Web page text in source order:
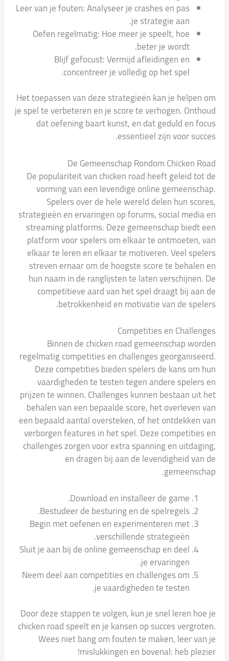
Leer van je fouten: Analyseer je crashes en pas
je strategie aan.
Oefen regelmatig: Hoe meer je speelt, hoe
beter je wordt.
Blijf gefocust: Vermijd afleidingen en
concentreer je volledig op het spel.
Het toepassen van deze strategieën kan je helpen om
je spel te verbeteren en je score te verhogen. Onthoud
dat oefening baart kunst, en dat geduld en focus
essentieel zijn voor succes.
De Gemeenschap Rondom Chicken Road
De populariteit van chicken road heeft geleid tot de
vorming van een levendige online gemeenschap.
Spelers over de hele wereld delen hun scores,
strategieën en ervaringen op forums, social media en
streaming platforms. Deze gemeenschap biedt een
platform voor spelers om elkaar te ontmoeten, van
elkaar te leren en elkaar te motiveren. Veel spelers
streven ernaar om de hoogste score te behalen en
hun naam in de ranglijsten te laten verschijnen. De
competitieve aard van het spel draagt bij aan de
betrokkenheid en motivatie van de spelers.
Competities en Challenges
Binnen de chicken road gemeenschap worden
regelmatig competities en challenges georganiseerd.
Deze competities bieden spelers de kans om hun
vaardigheden te testen tegen andere spelers en
prijzen te winnen. Challenges kunnen bestaan uit het
behalen van een bepaalde score, het overleven van
een bepaald aantal oversteken, of het ontdekken van
verborgen features in het spel. Deze competities en
challenges zorgen voor extra spanning en uitdaging,
en dragen bij aan de levendigheid van de
gemeenschap.
Download en installeer de game.
Bestudeer de besturing en de spelregels.
Begin met oefenen en experimenteren met
verschillende strategieën.
Sluit je aan bij de online gemeenschap en deel
je ervaringen.
Neem deel aan competities en challenges om
je vaardigheden te testen.
Door deze stappen te volgen, kun je snel leren hoe je
chicken road speelt en je kansen op succes vergroten.
Wees niet bang om fouten te maken, leer van je
mislukkingen en bovenal: heb plezier!